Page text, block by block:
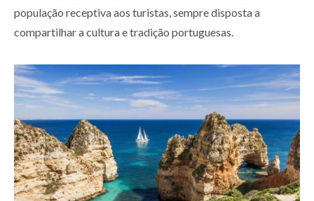
população receptiva aos turistas, sempre disposta a
compartilhar a cultura e tradição portuguesas.